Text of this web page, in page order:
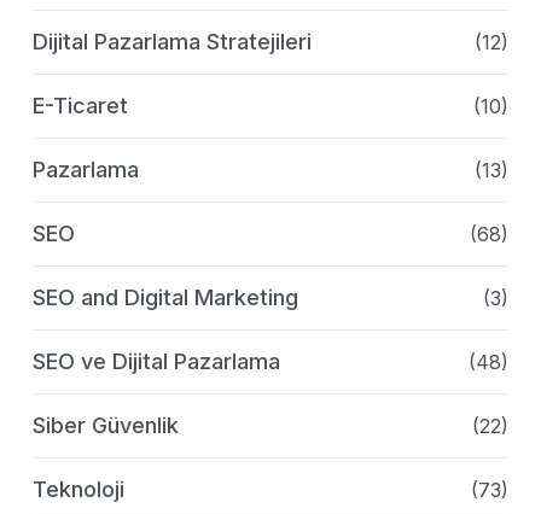
Dijital Pazarlama Stratejileri (12)
E-Ticaret (10)
Pazarlama (13)
SEO (68)
SEO and Digital Marketing (3)
SEO ve Dijital Pazarlama (48)
Siber Güvenlik (22)
Teknoloji (73)